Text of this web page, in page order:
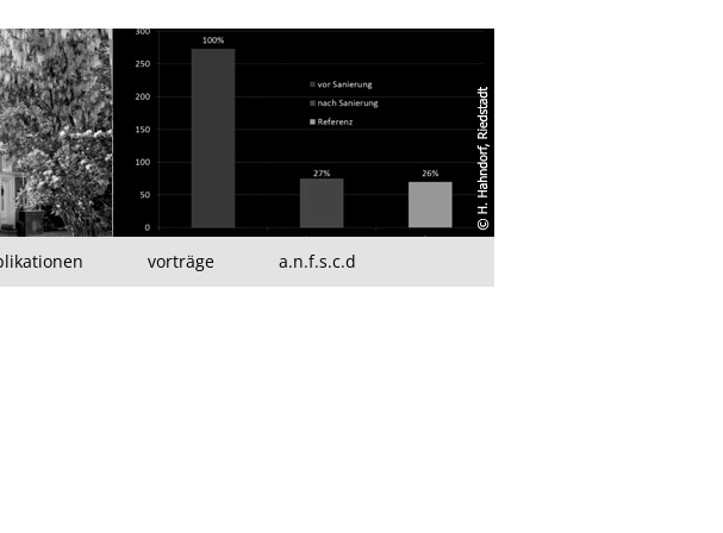
vorträge a.n.f.s.c.d